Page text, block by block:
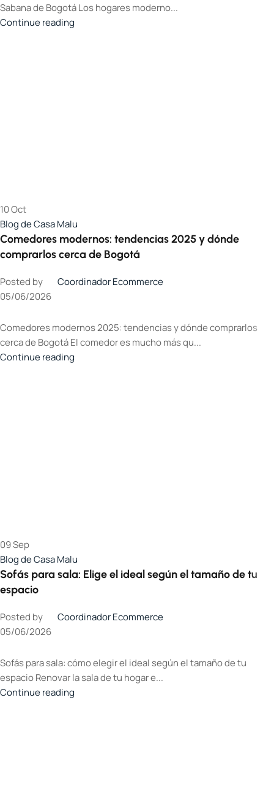
Sabana de Bogotá Los hogares moderno...
Continue reading
10Oct
Blog de Casa Malu
Comedores modernos: tendencias 2025 y dónde
comprarlos cerca de Bogotá
Posted by
Coordinador Ecommerce
05/06/2026
Comedores modernos 2025: tendencias y dónde comprarlos
cerca de Bogotá El comedor es mucho más qu...
Continue reading
09Sep
Blog de Casa Malu
Sofás para sala: Elige el ideal según el tamaño de tu
espacio
Posted by
Coordinador Ecommerce
05/06/2026
Sofás para sala: cómo elegir el ideal según el tamaño de tu
espacio Renovar la sala de tu hogar e...
Continue reading